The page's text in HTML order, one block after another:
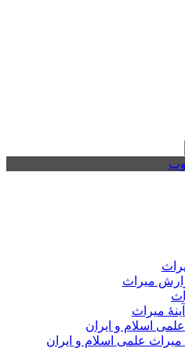
میراث
میراث
اسلام و ایران
علمی اسلام و ایران